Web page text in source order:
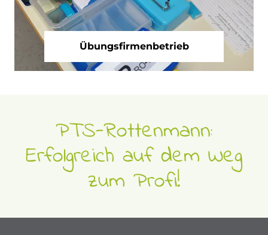
Übungsfirmenbetrieb
PTS-Rottenmann:
Erfolgreich auf dem Weg
zum Profi!